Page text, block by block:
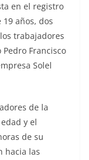
en el registro
19 años, dos
trabajadores
Francisco
Solel
de la
y el
de su
hacia las